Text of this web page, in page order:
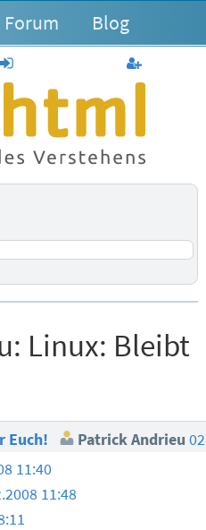
Forum Blog
anmelden
Linux: Bleibt
Euch! Patrick Andrieu
11:40
11:48